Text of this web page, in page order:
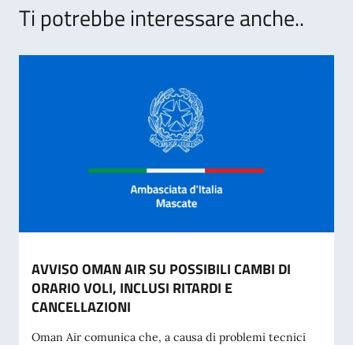
Ti potrebbe interessare anche..
AVVISO OMAN AIR SU POSSIBILI CAMBI DI
ORARIO VOLI, INCLUSI RITARDI E
CANCELLAZIONI
Oman Air comunica che, a causa di problemi tecnici